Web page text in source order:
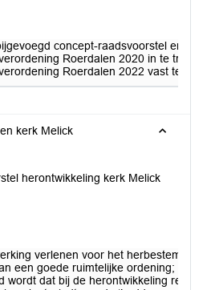
concept-raadsvoorstel en
Roerdalen 2020 in te
Roerdalen 2022 vast te
kerk Melick
herontwikkeling kerk Melick
verlenen voor het
een goede ruimtelijke ordening;
wordt dat bij de herontwikkeling